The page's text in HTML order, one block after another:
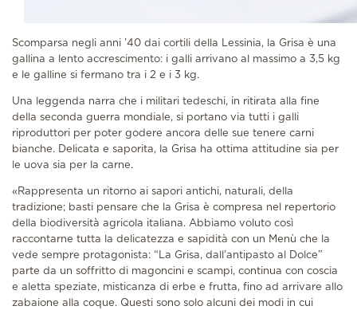
Scomparsa negli anni ’40 dai cortili della Lessinia, la Grisa è una
gallina a lento accrescimento: i galli arrivano al massimo a 3,5 kg
e le galline si fermano tra i 2 e i 3 kg.
Una leggenda narra che i militari tedeschi, in ritirata alla fine
della seconda guerra mondiale, si portano via tutti i galli
riproduttori per poter godere ancora delle sue tenere carni
bianche. Delicata e saporita, la Grisa ha ottima attitudine sia per
le uova sia per la carne.
«Rappresenta un ritorno ai sapori antichi, naturali, della
tradizione; basti pensare che la Grisa è compresa nel repertorio
della biodiversità agricola italiana. Abbiamo voluto così
raccontarne tutta la delicatezza e sapidità con un Menù che la
vede sempre protagonista: “La Grisa, dall’antipasto al Dolce”
parte da un soffritto di magoncini e scampi, continua con coscia
e aletta speziate, misticanza di erbe e frutta, fino ad arrivare allo
zabaione alla coque. Questi sono solo alcuni dei modi in cui